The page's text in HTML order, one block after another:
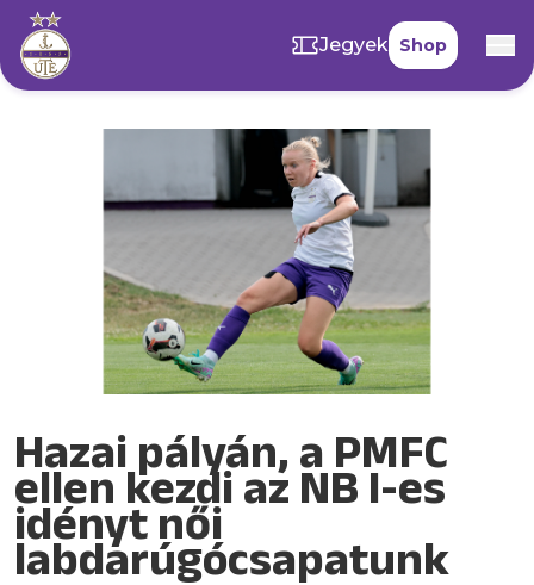
Jegyek Shop
Hazai pályán, a PMFC
ellen kezdi az NB I-es
idényt női
labdarúgócsapatunk